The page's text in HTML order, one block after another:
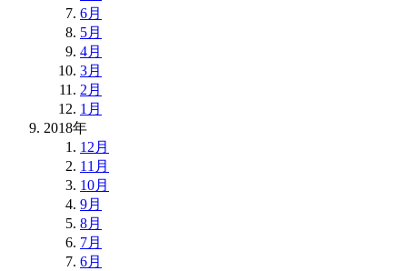
6月
5月
4月
3月
2月
1月
2018年
12月
11月
10月
9月
8月
7月
6月